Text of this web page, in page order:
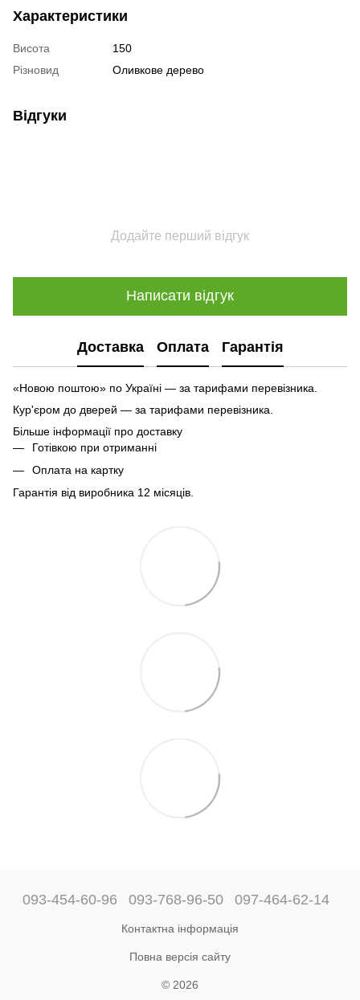
Характеристики
Висота
150
Різновид
Оливкове дерево
Відгуки
Додайте перший відгук
Написати відгук
Доставка Оплата Гарантія
«Новою поштою» по Україні — за тарифами перевізника.
Кур'єром до дверей — за тарифами перевізника.
Більше інформації про доставку
Готівкою при отриманні
Оплата на картку
Гарантія від виробника 12 місяців.
093-454-60-96 093-768-96-50 097-464-62-14
Контактна інформація
Повна версія сайту
© 2026